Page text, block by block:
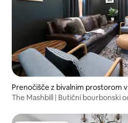
Prenočišče z bivalnim prostorom
sville
The Mashbill | Butični bourbonski